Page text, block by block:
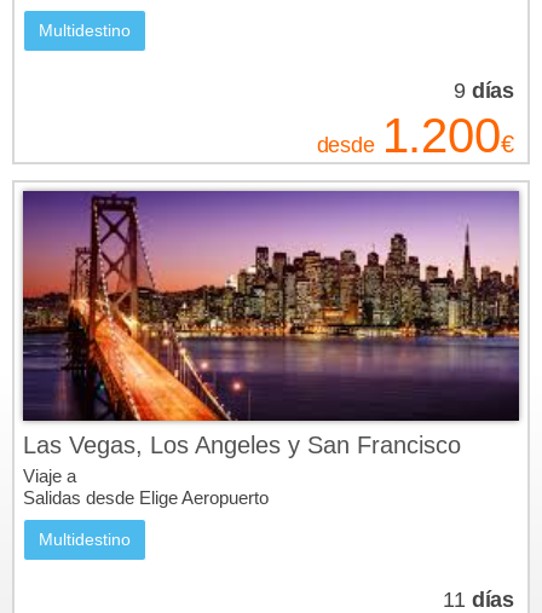
Multidestino
9 días
1.200€
desde
Las Vegas, Los Angeles y San Francisco
Viaje a
Salidas desde Elige Aeropuerto
Multidestino
11 días